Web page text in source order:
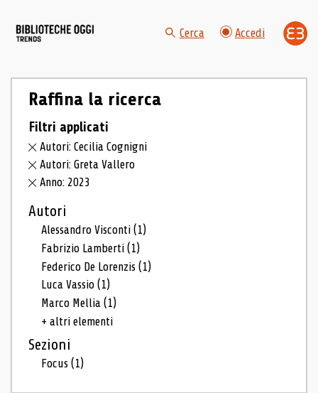
Cerca Accedi
Raffina la ricerca
Filtri applicati
Autori: Cecilia Cognigni
Autori: Greta Vallero
Anno: 2023
Autori
Alessandro Visconti(1)
Fabrizio Lamberti(1)
Federico De Lorenzis(1)
Luca Vassio(1)
Marco Mellia(1)
+ altri elementi
Sezioni
Focus(1)